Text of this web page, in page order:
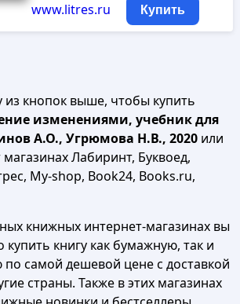
www.litres.ru Купить
кнопок выше, чтобы купить
изменениями, учебник для
А.О., Угрюмова Н.В., 2020или
магазинах Лабиринт, Буквоед,
My-shop, Book24, Books.ru,
книжных интернет-магазинах вы
книгу как бумажную, так и
по самой дешевой цене с доставкой
страны. Также в этих магазинах